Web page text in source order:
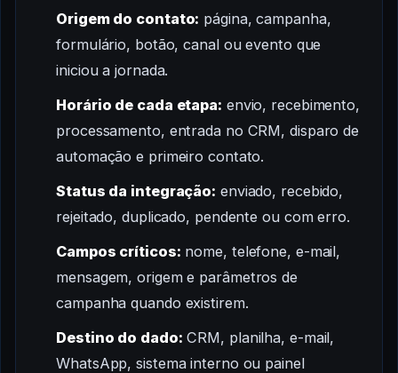
Origem do contato: página, campanha,
formulário, botão, canal ou evento que
iniciou a jornada.
Horário de cada etapa: envio, recebimento,
processamento, entrada no CRM, disparo de
automação e primeiro contato.
Status da integração: enviado, recebido,
rejeitado, duplicado, pendente ou com erro.
Campos críticos: nome, telefone, e-mail,
mensagem, origem e parâmetros de
campanha quando existirem.
Destino do dado: CRM, planilha, e-mail,
WhatsApp, sistema interno ou painel